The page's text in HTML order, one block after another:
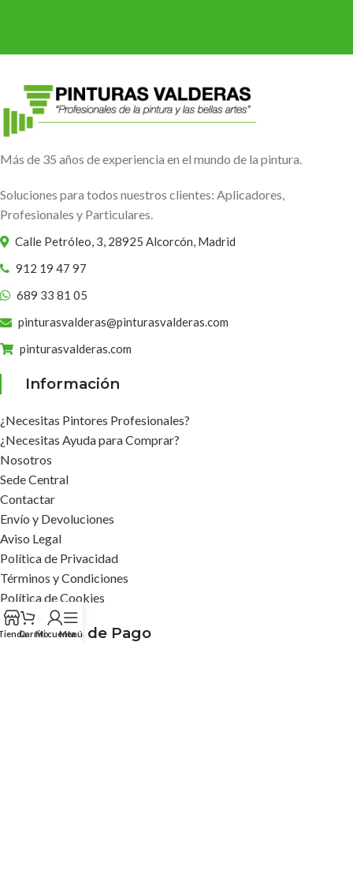
Más de 35 años de experiencia en el mundo de la pintura.
Soluciones para todos nuestros clientes: Aplicadores,
Profesionales y Particulares.
Calle Petróleo, 3, 28925 Alcorcón, Madrid
912 19 47 97
689 33 81 05
pinturasvalderas@pinturasvalderas.com
pinturasvalderas.com
Información
¿Necesitas Pintores Profesionales?
¿Necesitas Ayuda para Comprar?
Nosotros
Sede Central
Contactar
Envío y Devoluciones
Aviso Legal
Política de Privacidad
Términos y Condiciones
Política de Cookies
Formas de Pago
CarritoMi cuenta
Menú